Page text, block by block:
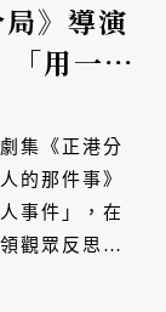
》導演
「用一部
好！」
集《正港分
的那件事》
事件」，在
觀眾反思縮